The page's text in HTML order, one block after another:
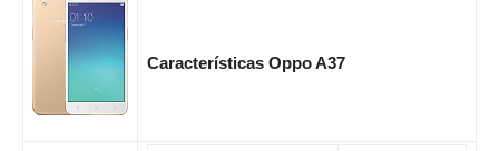
Características Oppo A37